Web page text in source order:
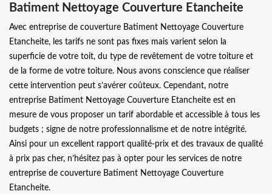
Batiment Nettoyage Couverture Etancheite
Avec entreprise de couverture Batiment Nettoyage Couverture
Etancheite, les tarifs ne sont pas fixes mais varient selon la
superficie de votre toit, du type de revêtement de votre toiture et
de la forme de votre toiture. Nous avons conscience que réaliser
cette intervention peut s’avérer coûteux. Cependant, notre
entreprise Batiment Nettoyage Couverture Etancheite est en
mesure de vous proposer un tarif abordable et accessible à tous les
budgets ; signe de notre professionnalisme et de notre intégrité.
Ainsi pour un excellent rapport qualité-prix et des travaux de qualité
à prix pas cher, n’hésitez pas à opter pour les services de notre
entreprise de couverture Batiment Nettoyage Couverture
Etancheite.